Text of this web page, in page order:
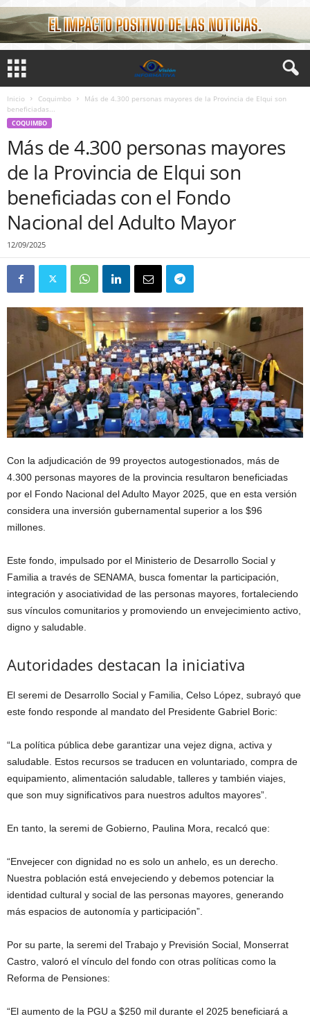
Inicio Coquimbo
Más de 4.300 personas mayores de la Provincia de Elqui son
beneficiadas...
COQUIMBO
Más de 4.300 personas mayores
de la Provincia de Elqui son
beneficiadas con el Fondo
Nacional del Adulto Mayor
12/09/2025
Con la adjudicación de 99 proyectos autogestionados, más de
4.300 personas mayores de la provincia resultaron beneficiadas
por el Fondo Nacional del Adulto Mayor 2025, que en esta versión
considera una inversión gubernamental superior a los $96
millones.
Este fondo, impulsado por el Ministerio de Desarrollo Social y
Familia a través de SENAMA, busca fomentar la participación,
integración y asociatividad de las personas mayores, fortaleciendo
sus vínculos comunitarios y promoviendo un envejecimiento activo,
digno y saludable.
Autoridades destacan la iniciativa
El seremi de Desarrollo Social y Familia, Celso López, subrayó que
este fondo responde al mandato del Presidente Gabriel Boric:
“La política pública debe garantizar una vejez digna, activa y
saludable. Estos recursos se traducen en voluntariado, compra de
equipamiento, alimentación saludable, talleres y también viajes,
que son muy significativos para nuestros adultos mayores”.
En tanto, la seremi de Gobierno, Paulina Mora, recalcó que:
“Envejecer con dignidad no es solo un anhelo, es un derecho.
Nuestra población está envejeciendo y debemos potenciar la
identidad cultural y social de las personas mayores, generando
más espacios de autonomía y participación”.
Por su parte, la seremi del Trabajo y Previsión Social, Monserrat
Castro, valoró el vínculo del fondo con otras políticas como la
Reforma de Pensiones:
“El aumento de la PGU a $250 mil durante el 2025 beneficiará a